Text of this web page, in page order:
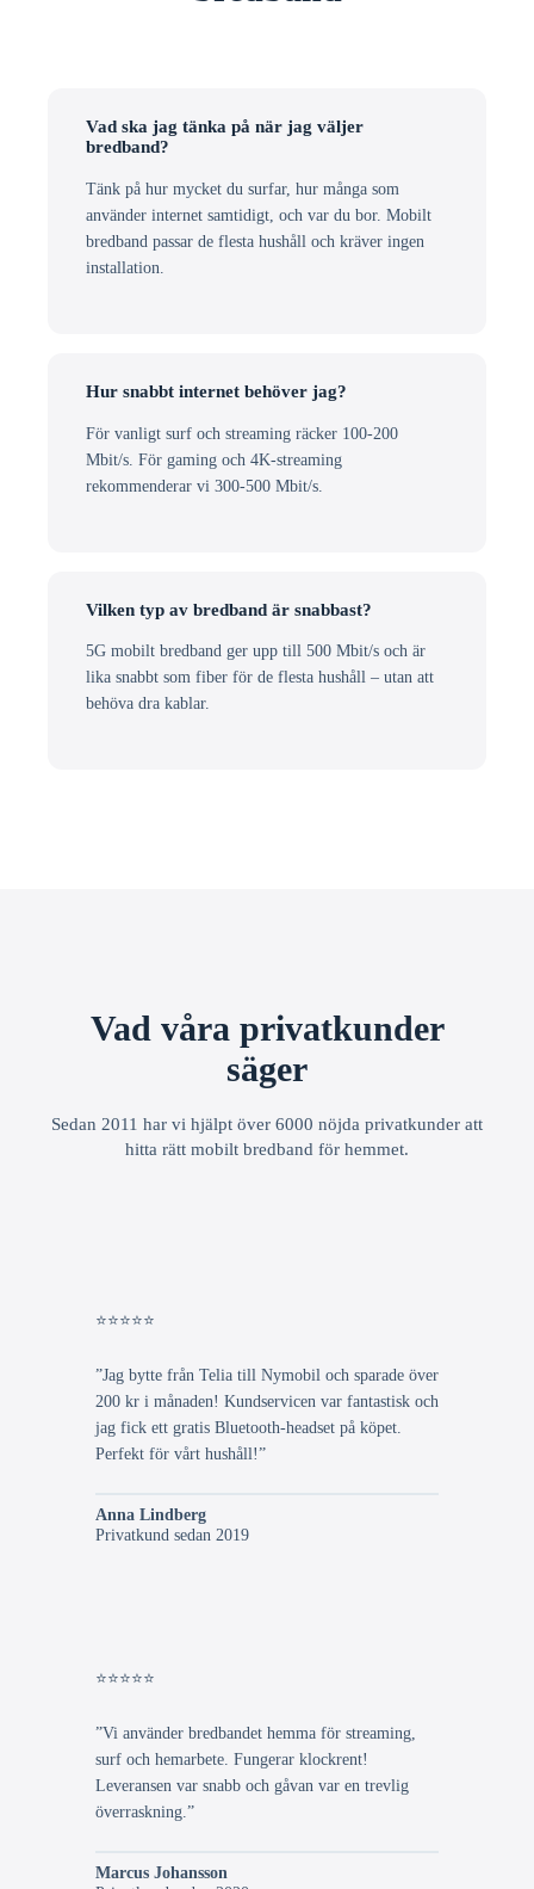
Vad ska jag tänka på när jag väljer
bredband?
Tänk på hur mycket du surfar, hur många som
använder internet samtidigt, och var du bor. Mobilt
bredband passar de flesta hushåll och kräver ingen
installation.
Hur snabbt internet behöver jag?
För vanligt surf och streaming räcker 100-200
Mbit/s. För gaming och 4K-streaming
rekommenderar vi 300-500 Mbit/s.
Vilken typ av bredband är snabbast?
5G mobilt bredband ger upp till 500 Mbit/s och är
lika snabbt som fiber för de flesta hushåll – utan att
behöva dra kablar.
Vad våra privatkunder
säger
Sedan 2011 har vi hjälpt över 6000 nöjda privatkunder att
hitta rätt mobilt bredband för hemmet.
⭐⭐⭐⭐⭐
”Jag bytte från Telia till Nymobil och sparade över
200 kr i månaden! Kundservicen var fantastisk och
jag fick ett gratis Bluetooth-headset på köpet.
Perfekt för vårt hushåll!”
Anna Lindberg
Privatkund sedan 2019
⭐⭐⭐⭐⭐
”Vi använder bredbandet hemma för streaming,
surf och hemarbete. Fungerar klockrent!
Leveransen var snabb och gåvan var en trevlig
överraskning.”
Marcus Johansson